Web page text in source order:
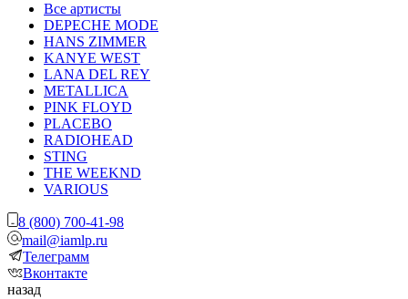
Все артисты
DEPECHE MODE
HANS ZIMMER
KANYE WEST
LANA DEL REY
METALLICA
PINK FLOYD
PLACEBO
RADIOHEAD
STING
THE WEEKND
VARIOUS
8 (800) 700-41-98
mail@iamlp.ru
Телеграмм
Вконтакте
назад